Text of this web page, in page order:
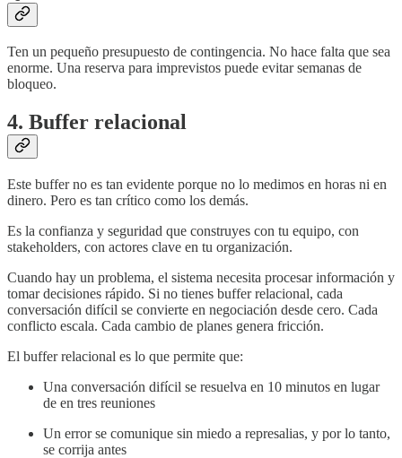
Ten un pequeño presupuesto de contingencia. No hace falta que sea
enorme. Una reserva para imprevistos puede evitar semanas de
bloqueo.
4. Buffer relacional
Este buffer no es tan evidente porque no lo medimos en horas ni en
dinero. Pero es tan crítico como los demás.
Es la confianza y seguridad que construyes con tu equipo, con
stakeholders, con actores clave en tu organización.
Cuando hay un problema, el sistema necesita procesar información y
tomar decisiones rápido. Si no tienes buffer relacional, cada
conversación difícil se convierte en negociación desde cero. Cada
conflicto escala. Cada cambio de planes genera fricción.
El buffer relacional es lo que permite que:
Una conversación difícil se resuelva en 10 minutos en lugar
de en tres reuniones
Un error se comunique sin miedo a represalias, y por lo tanto,
se corrija antes